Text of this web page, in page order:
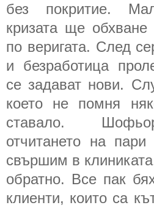
без покритие.
кризата ще обхване
по веригата. След
и безработица
се задават нови.
което не помня
ставало.
отчитането на
свършим в
обратно. Все пак
клиенти, които са